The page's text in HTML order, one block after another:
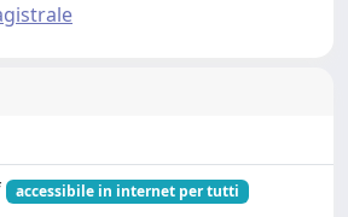
accessibile in internet per tutti